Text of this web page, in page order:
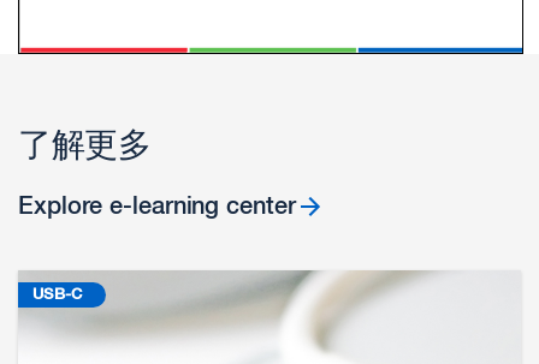
了解更多
Explore e-learning center
USB-C